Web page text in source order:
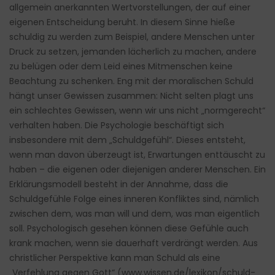
allgemein anerkannten Wertvorstellungen, der auf einer
eigenen Entscheidung beruht. In diesem Sinne hieße
schuldig zu werden zum Beispiel, andere Menschen unter
Druck zu setzen, jemanden lächerlich zu machen, andere
zu belügen oder dem Leid eines Mitmenschen keine
Beachtung zu schenken. Eng mit der moralischen Schuld
hängt unser Gewissen zusammen: Nicht selten plagt uns
ein schlechtes Gewissen, wenn wir uns nicht „normgerecht“
verhalten haben. Die Psychologie beschäftigt sich
insbesondere mit dem „Schuldgefühl“. Dieses entsteht,
wenn man davon überzeugt ist, Erwartungen enttäuscht zu
haben – die eigenen oder diejenigen anderer Menschen. Ein
Erklärungsmodell besteht in der Annahme, dass die
Schuldgefühle Folge eines inneren Konfliktes sind, nämlich
zwischen dem, was man will und dem, was man eigentlich
soll. Psychologisch gesehen können diese Gefühle auch
krank machen, wenn sie dauerhaft verdrängt werden. Aus
christlicher Perspektive kann man Schuld als eine